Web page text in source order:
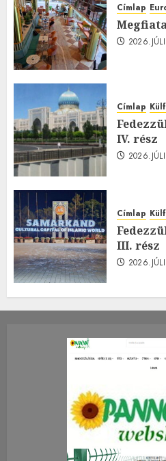
Címlap
Címlap
IV. rész
Címlap
III. rész